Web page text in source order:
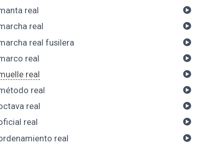
real
real
real fusilera
real
real
real
real
real
real